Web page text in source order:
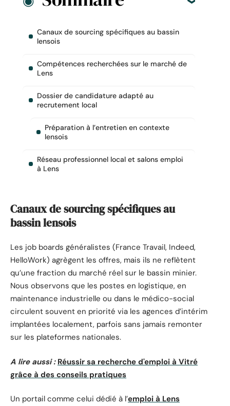
Canaux de sourcing spécifiques au bassin
lensois
Compétences recherchées sur le marché de
Lens
Dossier de candidature adapté au
recrutement local
Préparation à l’entretien en contexte
lensois
Réseau professionnel local et salons emploi
à Lens
Canaux de sourcing spécifiques au
bassin lensois
Les job boards généralistes (France Travail, Indeed,
HelloWork) agrègent les offres, mais ils ne reflètent
qu’une fraction du marché réel sur le bassin minier.
Nous observons que les postes en logistique, en
maintenance industrielle ou dans le médico-social
circulent souvent en priorité via les agences d’intérim
implantées localement, parfois sans jamais remonter
sur les plateformes nationales.
A lire aussi : Réussir sa recherche d'emploi à Vitré
grâce à des conseils pratiques
Un portail comme celui dédié à l’emploi à Lens